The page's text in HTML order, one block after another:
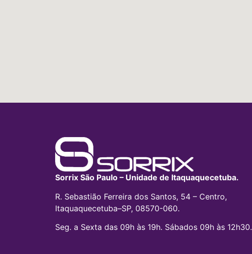
Sorrix São Paulo – Unidade de Itaquaquecetuba.
R. Sebastião Ferreira dos Santos, 54 – Centro,
Itaquaquecetuba–SP, 08570-060.
Seg. a Sexta das 09h às 19h. Sábados 09h às 12h30.